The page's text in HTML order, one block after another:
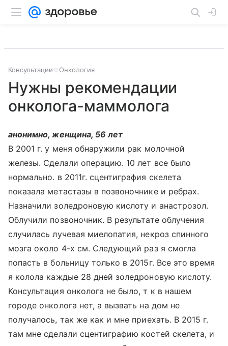
Консультации Онкология
Нужны рекомендации
онколога-маммолога
анонимно, женщина, 56 лет
В 2001 г. у меня обнаружили рак молочной
железы. Сделали операцию. 10 лет все было
нормально. в 2011г. сцентиграфия скелета
показала метастазы в позвоночнике и ребрах.
Назначили золедроновую кислоту и анастрозол.
Облучили позвоночник. В результате облучения
случилась лучевая миелопатия, некроз спинного
мозга около 4-х см. Следующий раз я смогла
попасть в больницу только в 2015г. Все это время
я колола каждые 28 дней золедроновую кислоту.
Консультация онколога не было, т к в нашем
городе онколога нет, а вызвать на дом не
получалось, так же как и мне приехать. В 2015 г.
там мне сделали сцентиграфию костей скелета, и